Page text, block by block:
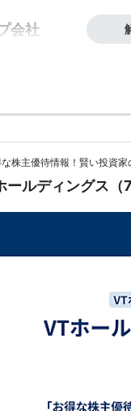
会社
売会社での取り扱い
な株主優待情報！賢い投資家
ールディングス